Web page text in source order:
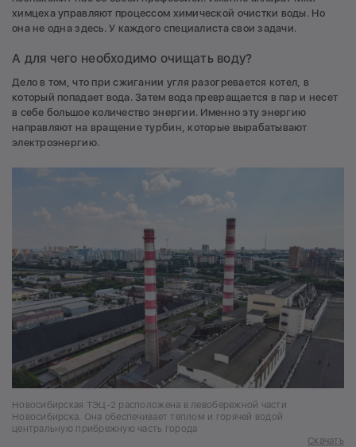
химцеха управляют процессом химической очистки воды. Но
она не одна здесь. У каждого специалиста свои задачи.
А для чего необходимо очищать воду?
Дело в том, что при сжигании угля разогревается котел, в
который попадает вода. Затем вода превращается в пар и несет
в себе большое количество энергии. Именно эту энергию
направляют на вращение турбин, которые вырабатывают
электроэнергию.
Новосибирская ТЭЦ-2 расположена в левобережной части
Новосибирска. Она обеспечивает теплом и горячей водой
центральную прибрежную часть города
Скачать